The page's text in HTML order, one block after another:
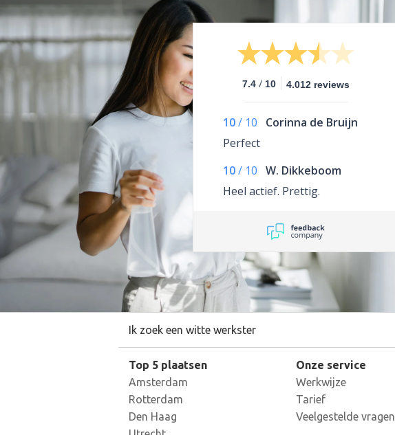
7.4 / 10 4.012 reviews
10 / 10
Corinna de Bruijn
Perfect
10 / 10 W. Dikkeboom
Heel actief. Prettig.
Ik zoek een witte werkster
Top 5 plaatsen
Amsterdam
Rotterdam
Den Haag
Onze service
Werkwijze
Tarief
Veelgestelde vragen